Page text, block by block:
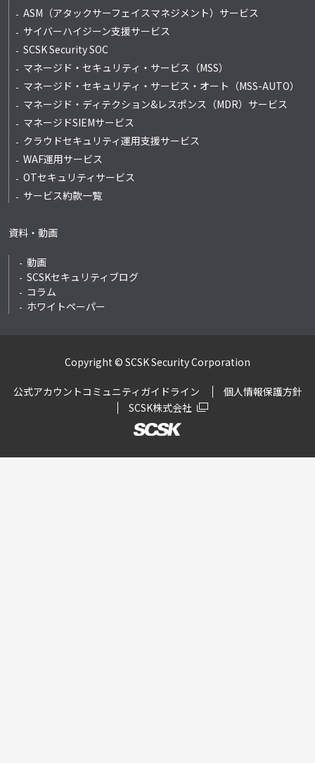
ASM（アタックサーフェイスマネジメント）サービス
サイバーハイジーン支援サービス
SCSK Security SOC
マネージド・セキュリティ・サービス（MSS）
マネージド・セキュリティ・サービス・オート （MSS-AUTO）
マネージド・ディテクション&レスポンス （MDR）サービス
マネージドSIEMサービス
クラウドセキュリティ運用支援サービス
WAF運用サービス
OTセキュリティサービス
サービス約款一覧
資料・動画
動画
SCSKセキュリティブログ
コラム
ホワイトペーパー
Copyright © SCSK Security Corporation
公式アカウントコミュニティガイドライン
個人情報保護方針
SCSK株式会社